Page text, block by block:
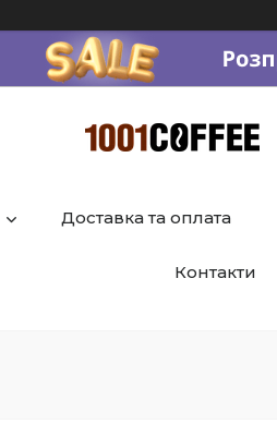
Доставка та оплата
Контакти